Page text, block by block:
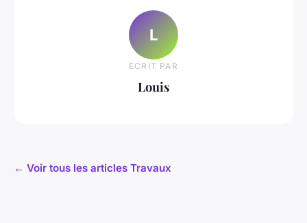
L
ECRIT PAR
Louis
← Voir tous les articles Travaux